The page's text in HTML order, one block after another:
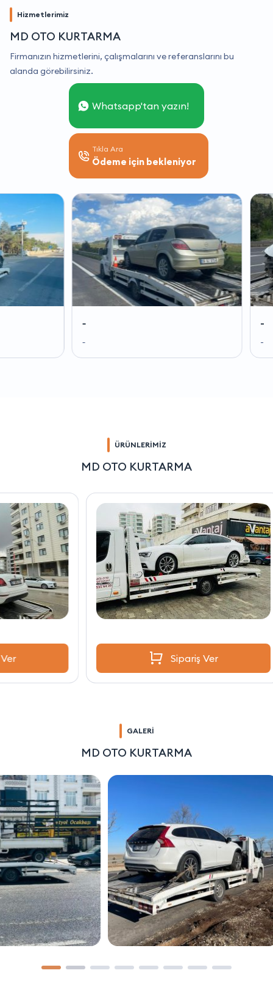
Hizmetlerimiz
MD OTO KURTARMA
Firmanızın hizmetlerini, çalışmalarını ve referanslarını bu
alanda görebilirsiniz.
Whatsapp'tan yazın!
Tıkla Ara
Ödeme için bekleniyor
ÜRÜNLERİMİZ
MD OTO KURTARMA
Sipariş Ver
GALERİ
MD OTO KURTARMA